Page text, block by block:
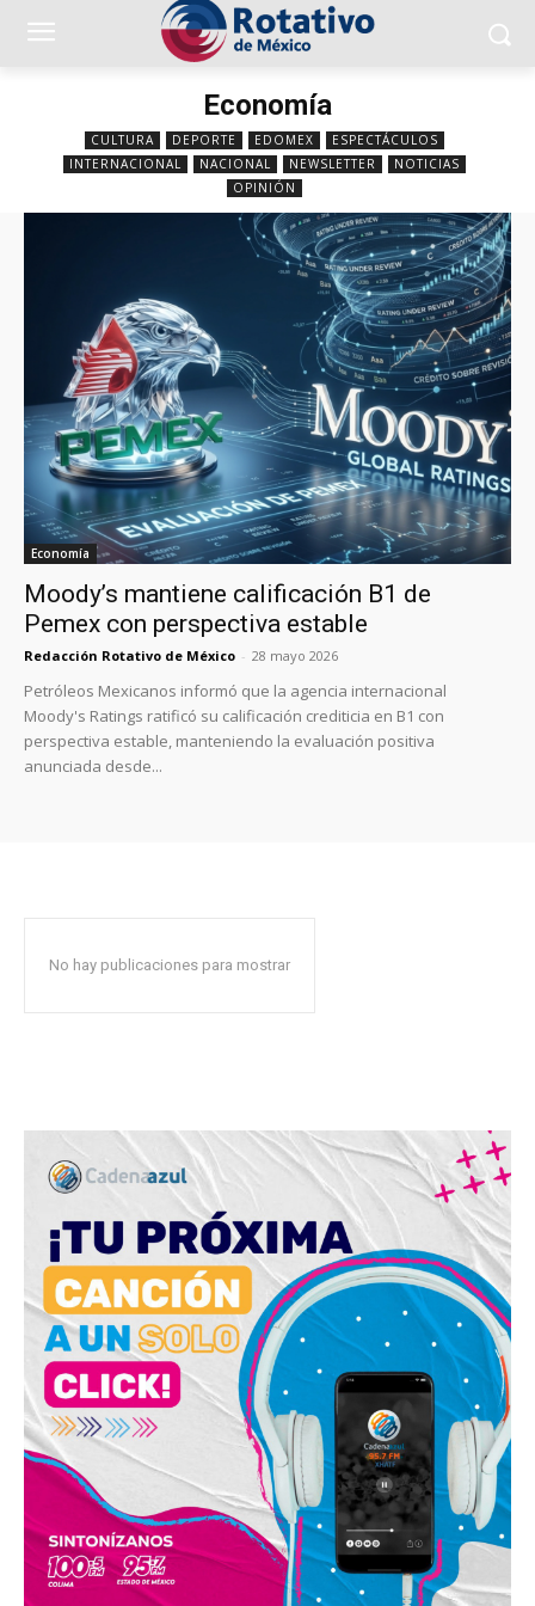
Economía
CULTURA DEPORTE EDOMEX
ESPECTÁCULOS
INTERNACIONAL
NACIONAL NEWSLETTER
NOTICIAS
OPINIÓN
Economía
Moody’s mantiene calificación B1 de
Pemex con perspectiva estable
Redacción Rotativo de México - 28 mayo 2026
Petróleos Mexicanos informó que la agencia internacional
Moody's Ratings ratificó su calificación crediticia en B1 con
perspectiva estable, manteniendo la evaluación positiva
anunciada desde...
No hay publicaciones para mostrar